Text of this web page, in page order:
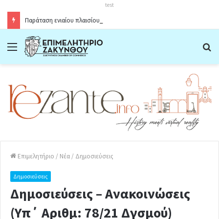
test
Menu
Επιμελητήριο / Νέα / Δημοσιεύσεις
Δημοσιεύσεις
Δημοσιεύσεις – Ανακοινώσεις
(Υπ΄ Αριθμ: 78/21 Δγσμού)